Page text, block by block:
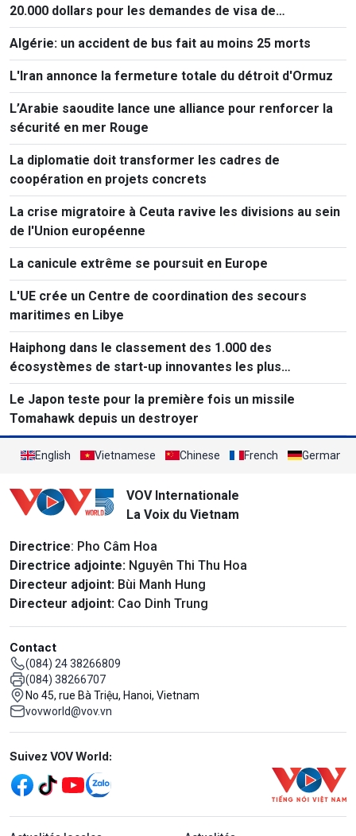
20.000 dollars pour les demandes de visa de
ressortissants de 50 pays
Algérie: un accident de bus fait au moins 25 morts
L'Iran annonce la fermeture totale du détroit d'Ormuz
L’Arabie saoudite lance une alliance pour renforcer la
sécurité en mer Rouge
La diplomatie doit transformer les cadres de
coopération en projets concrets
La crise migratoire à Ceuta ravive les divisions au sein
de l'Union européenne
La canicule extrême se poursuit en Europe
L'UE crée un Centre de coordination des secours
maritimes en Libye
Haiphong dans le classement des 1.000 des
écosystèmes de start-up innovantes les plus
performants au monde
Le Japon teste pour la première fois un missile
Tomahawk depuis un destroyer
English Vietnamese Chinese French German
VOV Internationale
La Voix du Vietnam
Directrice: Pho Câm Hoa
Directrice adjointe: Nguyên Thi Thu Hoa
Directeur adjoint: Bùi Manh Hung
Directeur adjoint: Cao Dinh Trung
Contact
(084) 24 38266809
(084) 38266707
No 45, rue Bà Triệu, Hanoi, Vietnam
vovworld@vov.vn
Mạng xã hội
Suivez VOV World:
menu footer tiếng Pháp